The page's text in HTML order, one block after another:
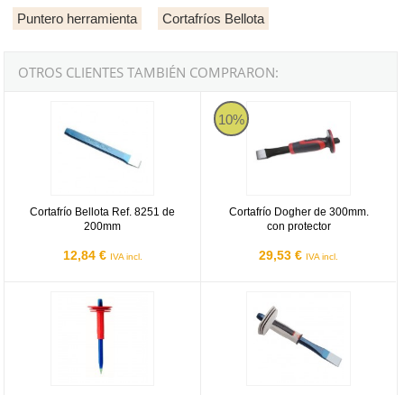
Puntero herramienta Cortafríos Bellota
OTROS CLIENTES TAMBIÉN COMPRARON:
Cortafrío Bellota Ref. 8251 de
200mm
12,84 € IVA incl.
Cortafrío Bellota Ref. 8251 de 200mm
10%
Cortafrío Dogher de 300mm.
con protector
29,53 € IVA incl.
Cortafrío Dogher de 300mm. con